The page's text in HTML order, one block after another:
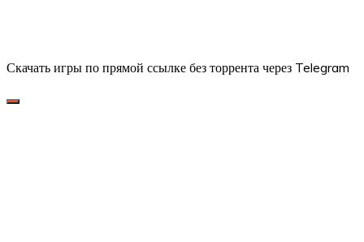
Скачать игры по прямой ссылке без торрента через Telegram